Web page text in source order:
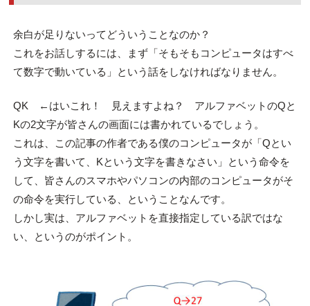
余白が足りないってどういうことなのか？
これをお話しするには、まず「そもそもコンピュータはすべ
て数字で動いている」という話をしなければなりません。
QK ←はいこれ！ 見えますよね？ アルファベットのQと
Kの2文字が皆さんの画面には書かれているでしょう。
これは、この記事の作者である僕のコンピュータが「Qとい
う文字を書いて、Kという文字を書きなさい」という命令を
して、皆さんのスマホやパソコンの内部のコンピュータがそ
の命令を実行している、ということなんです。
しかし実は、アルファベットを直接指定している訳ではな
い、というのがポイント。